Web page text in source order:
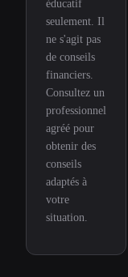
éducatif
seulement. Il
ne s'agit pas
de conseils
financiers.
Consultez un
professionnel
agréé pour
obtenir des
conseils
adaptés à
votre
situation.